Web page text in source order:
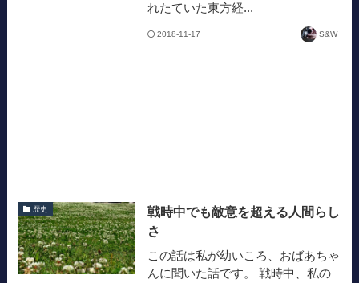
れたていた東方経...
2018-11-17 S&W
歴史
戦時中でも敵意を超える人間らし
さ
この話は私が幼いころ、おばあちゃ
んに聞いた話です。 戦時中、私の